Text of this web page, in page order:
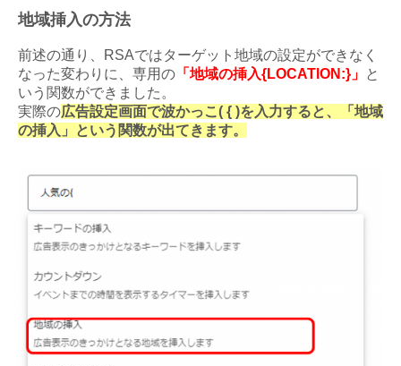
地域挿入の方法
前述の通り、RSAではターゲット地域の設定ができなく
なった変わりに、専用の 「地域の挿入{LOCATION:}」 と
いう関数ができました。
実際の広告設定画面で波かっこ( { )を入力すると、「地域
の挿入」という関数が出てきます。